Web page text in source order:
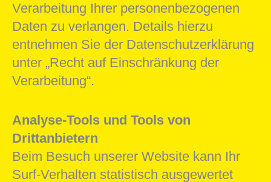
Verarbeitung Ihrer personenbezogenen
Daten zu verlangen. Details hierzu
entnehmen Sie der Datenschutzerklärung
unter „Recht auf Einschränkung der
Verarbeitung“.
Analyse-Tools und Tools von
Drittanbietern
Beim Besuch unserer Website kann Ihr
Surf-Verhalten statistisch ausgewertet